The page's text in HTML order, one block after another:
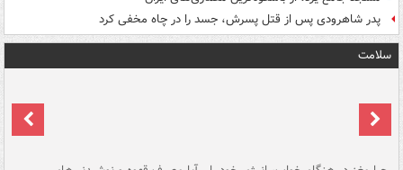
پدر شاهرودی پس از قتل پسرش، جسد را در چاه مخفی کرد
سلامت